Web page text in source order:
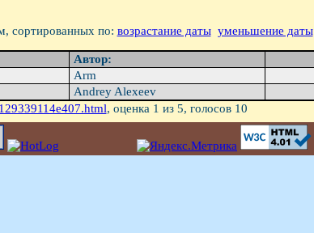
сортированных по: возрастание даты уменьшение даты
Автор:
Arm
Andrey Alexeev
, оценка 1 из 5, голосов 10